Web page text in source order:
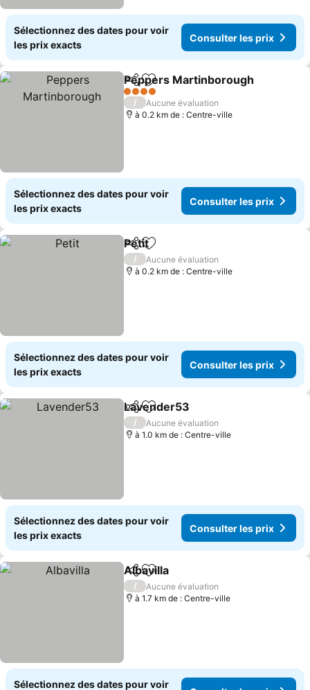
Sélectionnez des dates pour voir
les prix exacts
Consulter les prix
PartagerAjouter à mes favoris
Peppers Martinborough
4 Étoiles
/
Aucune évaluation
à 0.2 km de : Centre-ville
Sélectionnez des dates pour voir
les prix exacts
Consulter les prix
PartagerAjouter à mes favoris
Petit
/
Aucune évaluation
à 0.2 km de : Centre-ville
Sélectionnez des dates pour voir
les prix exacts
Consulter les prix
PartagerAjouter à mes favoris
Lavender53
/
Aucune évaluation
à 1.0 km de : Centre-ville
Sélectionnez des dates pour voir
les prix exacts
Consulter les prix
PartagerAjouter à mes favoris
Albavilla
/
Aucune évaluation
à 1.7 km de : Centre-ville
Sélectionnez des dates pour voir